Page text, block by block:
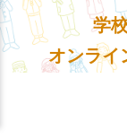
学
オンライ